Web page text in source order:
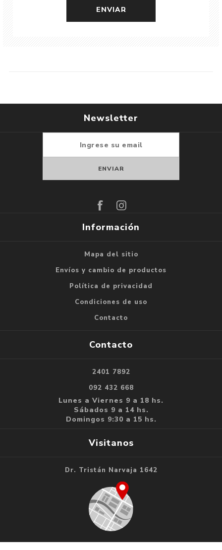
Newsletter
Información
Mapa del sitio
Envíos y cambio de productos
Política de privacidad
Condiciones de uso
Contacto
Contacto
2401 7892
092 432 668
Lunes a Viernes 9 a 18 hs.
Sábados 9 a 14 hs.
Domingos 9:30 a 15 hs.
Visitanos
Dr. Tristán Narvaja 1642